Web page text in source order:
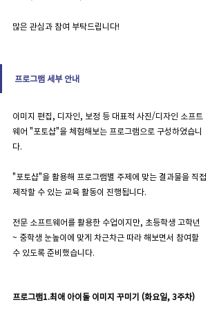
많은 관심과 참여 부탁드립니다!
프로그램 세부 안내
이미지 편집, 디자인, 보정 등 대표적 사진/디자인 소프트
웨어 "포토샵"을 체험해보는 프로그램으로 구성하였습니
다.
"포토샵"을 활용해 프로그램별 주제에 맞는 결과물을 직접
제작할 수 있는 교육 활동이 진행됩니다.
전문 소프트웨어를 활용한 수업이지만, 초등학생 고학년
~ 중학생 눈높이에 맞게 차근차근 따라 해보면서 참여할
수 있도록 준비했습니다.
프로그램1.최애 아이돌 이미지 꾸미기 (화요일, 3주차)